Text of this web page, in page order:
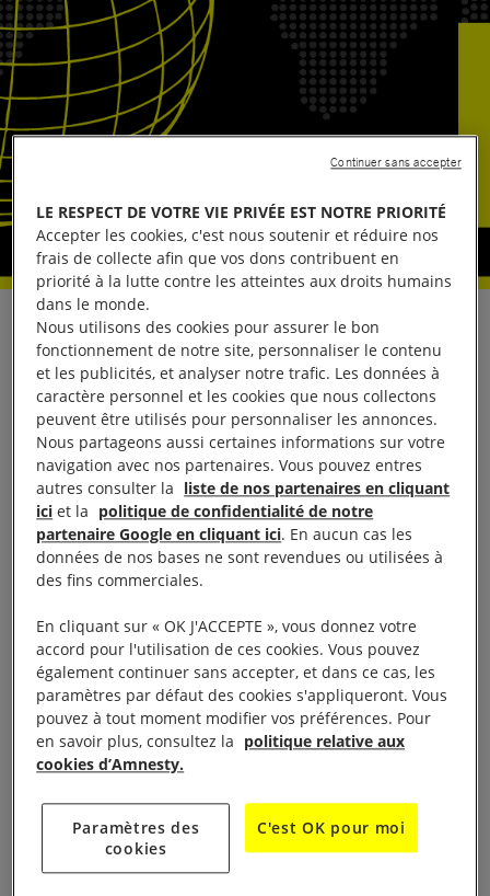
La remise en liberté de quatre militants congolais
défendant la démocratie, parmi lesquels Fred
Bauma et Yves Makwambala, prisonniers d’opinion
adoptés par Amnesty International, est une raison
de se réjouir, mais ils continuent de risquer une
nouvelle arrestation tant que les poursuites ne
seront pas abandonnées, a déclaré Amnesty
International mardi 30 août.
et d’autres personnes est un exemple rare
d’évolution positive dans ce qui est pour l’instant
une année difficile pour la liberté d’expression en
République démocratique du Congo. Les charges
retenues contre eux étaient motivées par des
abandonnées, afin que cette épreuve prenne fin une
fois pour toutes», a déclaré Sarah Jackson,
directrice adjointe pour l’Afrique de l’Est, la Corne
LE RESPECT DE VOTRE VIE PRIVÉE EST NOTRE PRIORITÉ
Accepter les cookies, c'est nous soutenir et réduire nos
frais de collecte afin que vos dons contribuent en
priorité à la lutte contre les atteintes aux droits humains
dans le monde.
Nous utilisons des cookies pour assurer le bon
fonctionnement de notre site, personnaliser le contenu
et les publicités, et analyser notre trafic. Les données à
caractère personnel et les cookies que nous collectons
peuvent être utilisés pour personnaliser les annonces.
Nous partageons aussi certaines informations sur votre
navigation avec nos partenaires. Vous pouvez entres
autres consulter la liste de nos partenaires en cliquant
ici et la politique de confidentialité de notre
partenaire Google en cliquant ici. En aucun cas les
données de nos bases ne sont revendues ou utilisées à
des fins commerciales.
En cliquant sur « OK J'ACCEPTE », vous donnez votre
accord pour l'utilisation de ces cookies. Vous pouvez
également continuer sans accepter, et dans ce cas, les
paramètres par défaut des cookies s'appliqueront. Vous
pouvez à tout moment modifier vos préférences. Pour
en savoir plus, consultez la politique relative aux
cookies d’Amnesty.
Paramètres des
cookies
C'est OK pour moi
Continuer sans accepter